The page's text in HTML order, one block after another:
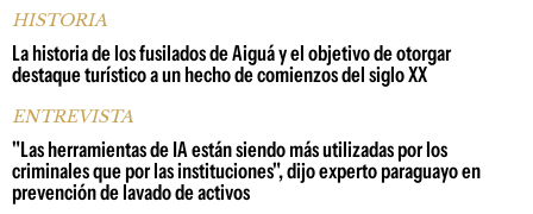
HISTORIA
La historia de los fusilados de Aiguá y el objetivo de otorgar
destaque turístico a un hecho de comienzos del siglo XX
ENTREVISTA
"Las herramientas de IA están siendo más utilizadas por los
criminales que por las instituciones", dijo experto paraguayo en
prevención de lavado de activos